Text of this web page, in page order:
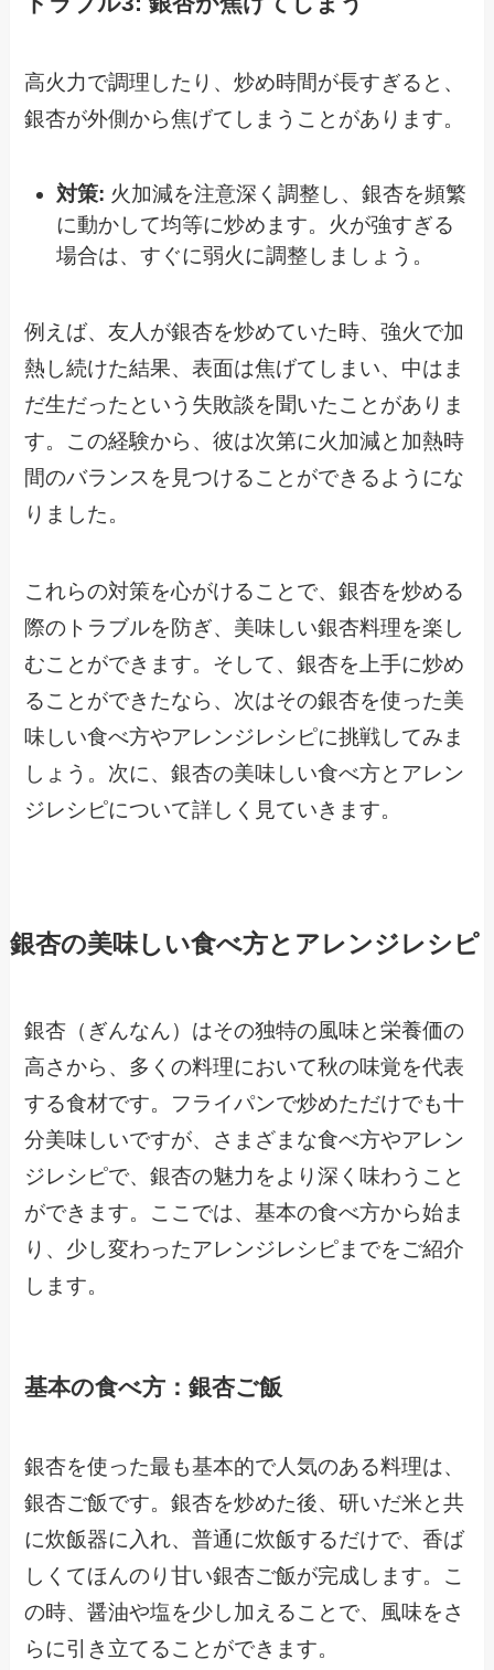
高火力で調理したり、炒め時間が長すぎると、
銀杏が外側から焦げてしまうことがあります。
対策: 火加減を注意深く調整し、銀杏を頻繁
に動かして均等に炒めます。火が強すぎる
場合は、すぐに弱火に調整しましょう。
例えば、友人が銀杏を炒めていた時、強火で加
熱し続けた結果、表面は焦げてしまい、中はま
だ生だったという失敗談を聞いたことがありま
す。この経験から、彼は次第に火加減と加熱時
間のバランスを見つけることができるようにな
りました。
これらの対策を心がけることで、銀杏を炒める
際のトラブルを防ぎ、美味しい銀杏料理を楽し
むことができます。そして、銀杏を上手に炒め
ることができたなら、次はその銀杏を使った美
味しい食べ方やアレンジレシピに挑戦してみま
しょう。次に、銀杏の美味しい食べ方とアレン
ジレシピについて詳しく見ていきます。
銀杏の美味しい食べ方とアレンジレシピ
銀杏（ぎんなん）はその独特の風味と栄養価の
高さから、多くの料理において秋の味覚を代表
する食材です。フライパンで炒めただけでも十
分美味しいですが、さまざまな食べ方やアレン
ジレシピで、銀杏の魅力をより深く味わうこと
ができます。ここでは、基本の食べ方から始ま
り、少し変わったアレンジレシピまでをご紹介
します。
基本の食べ方：銀杏ご飯
銀杏を使った最も基本的で人気のある料理は、
銀杏ご飯です。銀杏を炒めた後、研いだ米と共
に炊飯器に入れ、普通に炊飯するだけで、香ば
しくてほんのり甘い銀杏ご飯が完成します。こ
の時、醤油や塩を少し加えることで、風味をさ
らに引き立てることができます。